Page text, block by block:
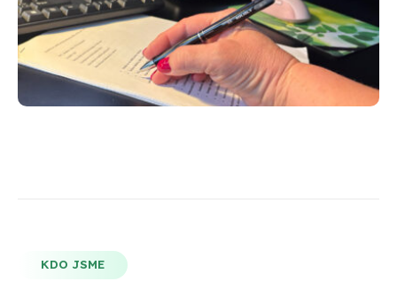
KDO JSME